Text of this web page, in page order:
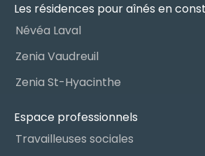
Les résidences pour aînés en
Névéa Laval
Zenia Vaudreuil
Zenia St-Hyacinthe
Espace professionnels
Travailleuses sociales